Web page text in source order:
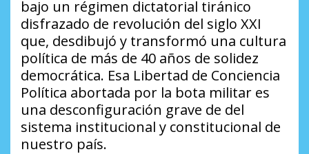
bajo un régimen dictatorial tiránico
disfrazado de revolución del siglo XXI
que, desdibujó y transformó una cultura
política de más de 40 años de solidez
democrática. Esa Libertad de Conciencia
Política abortada por la bota militar es
una desconfiguración grave de del
sistema institucional y constitucional de
nuestro país.